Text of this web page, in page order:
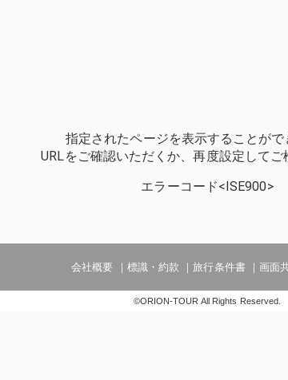
指定されたページを表示することがで
URLをご確認いただくか、再度設定してご
エラーコード<ISE900>
会社概要 標識・約款 旅行条件書 画面
©ORION-TOUR All Rights Reserved.